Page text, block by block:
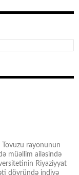
rayonunun
müəllim ailəsində
Riyaziyyat
dövründə indiyə